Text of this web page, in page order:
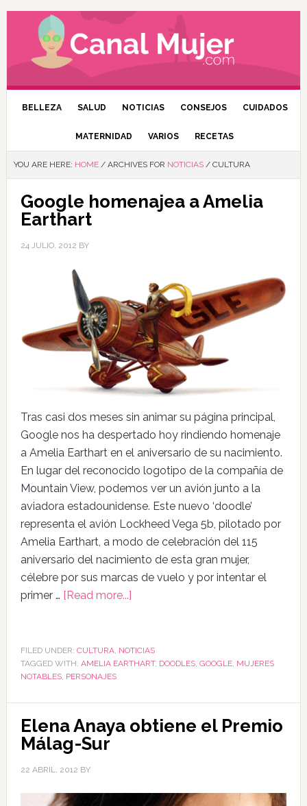
BELLEZA SALUD NOTICIAS CONSEJOS CUIDADOS
MATERNIDAD VARIOS RECETAS
YOU ARE HERE: HOME /ARCHIVES FOR NOTICIAS /CULTURA
Google homenajea a Amelia
Earthart
24 JULIO, 2012 BY
Tras casi dos meses sin animar su página principal,
Google nos ha despertado hoy rindiendo homenaje
a Amelia Earthart en el aniversario de su nacimiento.
En lugar del reconocido logotipo de la compañía de
Mountain View, podemos ver un avión junto a la
aviadora estadounidense. Este nuevo ‘doodle’
representa el avión Lockheed Vega 5b, pilotado por
Amelia Earthart, a modo de celebración del 115
aniversario del nacimiento de esta gran mujer,
célebre por sus marcas de vuelo y por intentar el
primer … [Read more...]
FILED UNDER: CULTURA, NOTICIAS
TAGGED WITH: AMELIA EARTHART, DOODLES, GOOGLE, MUJERES
NOTABLES, PERSONAJES
Elena Anaya obtiene el Premio
Málag-Sur
22 ABRIL, 2012 BY